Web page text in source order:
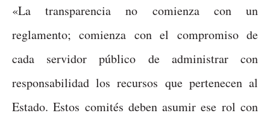
«La transparencia no comienza con un
reglamento; comienza con el compromiso de
cada servidor público de administrar con
responsabilidad los recursos que pertenecen al
Estado. Estos comités deben asumir ese rol con